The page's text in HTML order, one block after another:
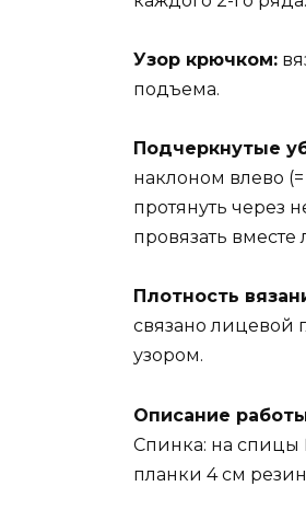
Узор крючком:
подъема.
Подчеркнутые
наклоном влево
протянуть через
провязать
Плотность
связано лицевой
узором.
Описание
Спинка: на спицы
планки 4 см